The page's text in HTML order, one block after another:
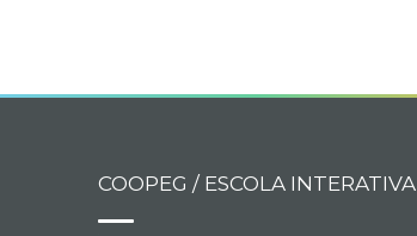
COOPEG / ESCOLA INTERATIVA